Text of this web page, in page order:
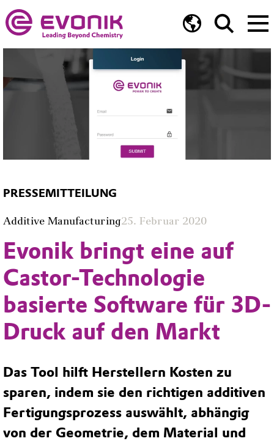
PRESSEMITTEILUNG
Additive Manufacturing25. Februar 2020
Evonik bringt eine auf
Castor-Technologie
basierte Software für 3D-
Druck auf den Markt
Das Tool hilft Herstellern Kosten zu
sparen, indem sie den richtigen additiven
Fertigungsprozess auswählt, abhängig
von der Geometrie, dem Material und